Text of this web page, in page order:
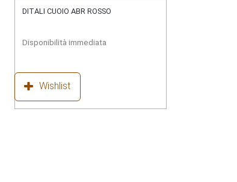
DITALI CUOIO ABR ROSSO
Disponibilità immediata
Wishlist